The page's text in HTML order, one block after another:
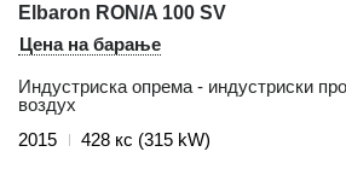
Elbaron RON/A 100 SV
Цена на барање
Индустриска опрема - индустриски
воздух
2015
428 кс (315 kW)